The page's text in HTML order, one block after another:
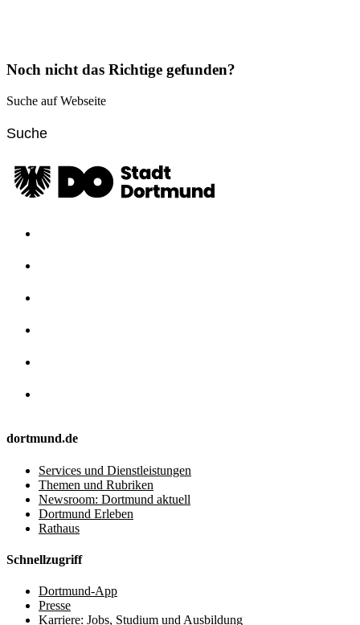
Noch nicht das Richtige gefunden?
Suche auf Webseite
dortmund.de
Services und Dienstleistungen
Themen und Rubriken
Newsroom: Dortmund aktuell
Dortmund Erleben
Rathaus
Schnellzugriff
Dortmund-App
Presse
Karriere: Jobs, Studium und Ausbildung